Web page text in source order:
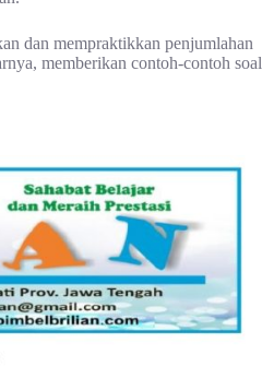
dan mempraktikkan penjumlahan
memberikan contoh-contoh soal